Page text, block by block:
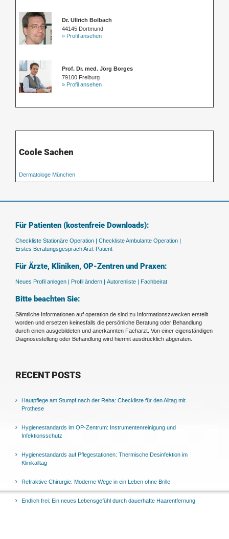
Dr. Ullrich Bolbach
44145 Dortmund
» Profil ansehen
Prof. Dr. med. Jörg Borges
79100 Freiburg
» Profil ansehen
Coole Sachen
Dermatologe München
Für Patienten (kostenfreie Downloads):
Checkliste Stationäre Operation | Checkliste Ambulante Operation |
Erstes Beratungsgespräch Arzt-Patient
Für Ärzte, Kliniken, OP-Zentren und Praxen:
Neues Profil anlegen | Profil ändern | Autorenliste | Fachbeirat
Bitte beachten Sie:
Sämtliche Informationen auf operation.de sind zu Informationszwecken erstellt
worden und ersetzen keinesfalls die persönliche Beratung oder Behandlung
durch einen ausgebildeten und anerkannten Facharzt. Von einer eigenständigen
Diagnosestellung oder Behandlung wird hiermit ausdrücklich abgeraten.
RECENT POSTS
Hautpflege am Stumpf nach der Reha: Checkliste für den Alltag mit
Prothese
Hygienestandards im OP-Zentrum: Instrumentenreinigung und
Infektionsschutz
Hygienestandards auf Pflegestationen: Thermische Desinfektion im
Klinikalltag
Refraktive Chirurgie: Moderne Wege in ein Leben ohne Brille
Endlich frei: Ein neues Lebensgefühl durch dauerhafte Haarentfernung